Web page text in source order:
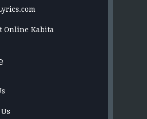
Online Kabita